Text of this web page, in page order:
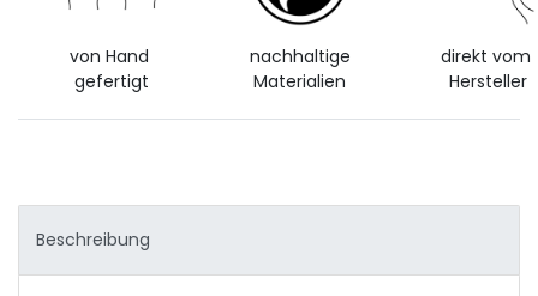
von Hand
gefertigt
nachhaltige
Materialien
direkt vom
Hersteller
Beschreibung